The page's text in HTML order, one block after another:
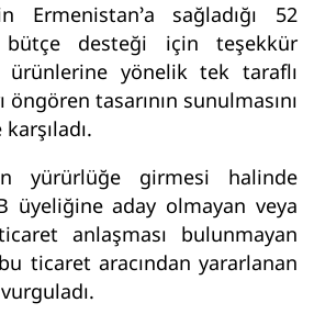
Ermenistan’a sağladığı 52
desteği için teşekkür
ürünlerine yönelik tek taraflı
tasarının sunulmasını
yürürlüğe girmesi halinde
üyeliğine aday olmayan veya
anlaşması bulunmayan
ticaret aracından yararlanan